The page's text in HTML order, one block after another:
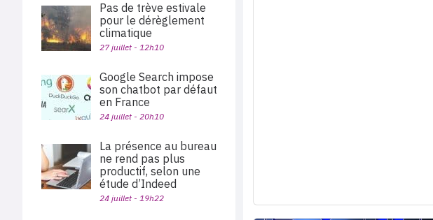
Pas de trève estivale
pour le dérèglement
climatique
27 juillet - 12h10
Google Search impose
son chatbot par défaut
en France
24 juillet - 20h10
La présence au bureau
ne rend pas plus
productif, selon une
étude d’Indeed
24 juillet - 19h22